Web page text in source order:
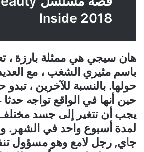
Inside 2018
هان سيجي هي ممثلة بارزة ،
باسم مثيري الشغب ، مع
حولها. بالنسبة للآخرين ، تبدو
حين أنها في الواقع تواجه
يجب أن تتغير إلى جسد
لمدة أسبوع واحد في الشهر.
جاي, رجل لامع وهو مسؤول